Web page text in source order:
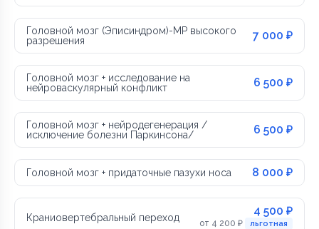
Головной мозг (Эписиндром)-МР высокого
разрешения
7 000 ₽
Головной мозг + исследование на
нейроваскулярный конфликт
6 500 ₽
Головной мозг + нейродегенерация /
исключение болезни Паркинсона/
6 500 ₽
Головной мозг + придаточные пазухи носа 8 000 ₽
Краниовертебральный переход 4 500 ₽
от 4 200 ₽ льготная